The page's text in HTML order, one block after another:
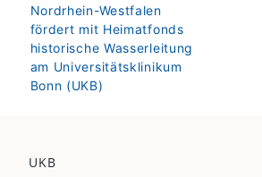
Nordrhein-Westfalen
fördert mit Heimatfonds
historische Wasserleitung
am Universitätsklinikum
Bonn (UKB)
UKB